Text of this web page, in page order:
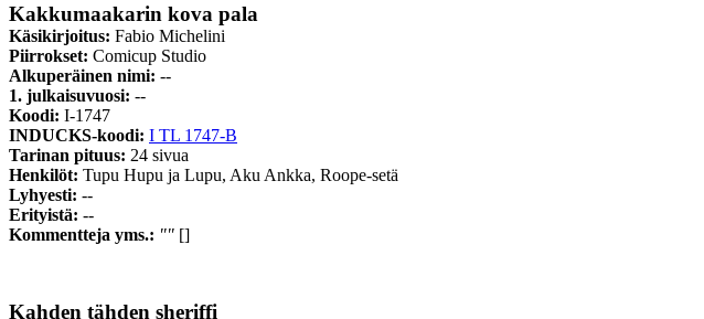
Kakkumaakarin kova pala
Käsikirjoitus: Fabio Michelini
Piirrokset: Comicup Studio
Alkuperäinen nimi: --
1. julkaisuvuosi: --
Koodi: I-1747
INDUCKS-koodi: I TL 1747-B
Tarinan pituus: 24 sivua
Henkilöt: Tupu Hupu ja Lupu, Aku Ankka, Roope-setä
Lyhyesti: --
Erityistä: --
Kommentteja yms.: "" []
Kahden tähden sheriffi